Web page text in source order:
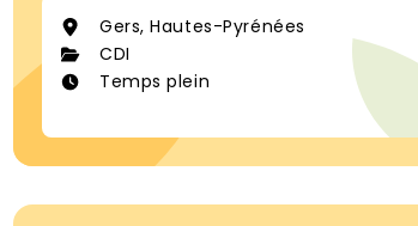
Gers, Hautes-Pyrénées
CDI
Temps plein